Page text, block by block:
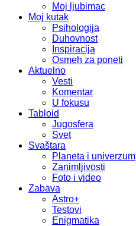
Moj ljubimac
Moj kutak
Psihologija
Duhovnost
Inspiracija
Osmeh za poneti
Aktuelno
Vesti
Komentar
U fokusu
Tabloid
Jugosfera
Svet
Svaštara
Planeta i univerzum
Zanimljivosti
Foto i video
Zabava
Astro+
Testovi
Enigmatika